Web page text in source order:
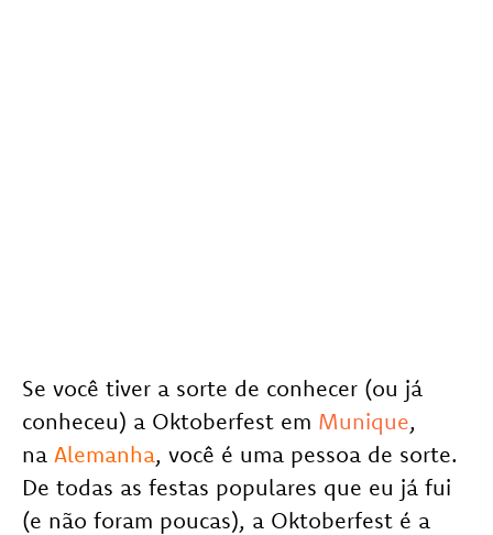
Se você tiver a sorte de conhecer (ou já
conheceu) a Oktoberfest em Munique,
na Alemanha, você é uma pessoa de sorte.
De todas as festas populares que eu já fui
(e não foram poucas), a Oktoberfest é a